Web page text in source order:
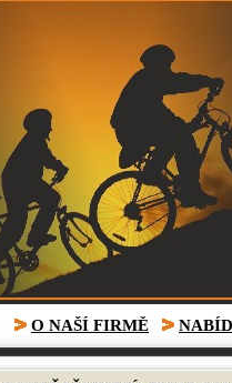
O NAŠÍ FIRMĚ